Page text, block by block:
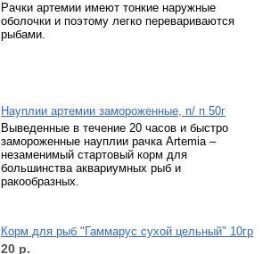
Рачки артемии имеют тонкие наружные
оболочки и поэтому легко перевариваются
рыбами.
Науплии артемии замороженные, п/ п 50г
Выведенные в течение 20 часов и быстро
замороженные науплии рачка Artemia –
незаменимый стартовый корм для
большинства аквариумных рыб и
ракообразных.
Корм для рыб "Гаммарус сухой цельный" 10гр
20 р.